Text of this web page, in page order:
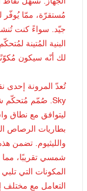
مُستقرّة، ممّا
جيّد. سواءً كنت
لك أنّه سيكون
ليتوافق مع نطاق
بطاريات الرصاص
والليثيوم. تضمن
شمسي تقريبًا، مما
المكونات التي
التعامل مع مختلف